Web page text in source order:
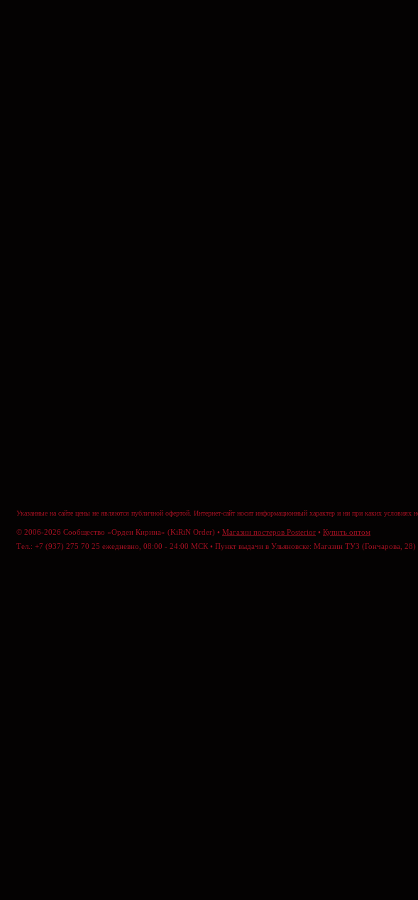
Указанные на сайте цены не являются публичной офертой. Интернет-сайт носит информационный характер и ни при каких
© 2006-2026 Сообщество «Орден Кирина» (KiRiN Order) • Магазин постеров Posterior • Купить оптом
Тел.: +7 (937) 275 70 25 ежедневно, 08:00 - 24:00 МСК • Пункт выдачи в Ульяновске: Магазин ТУЗ (Гончарова, 28)